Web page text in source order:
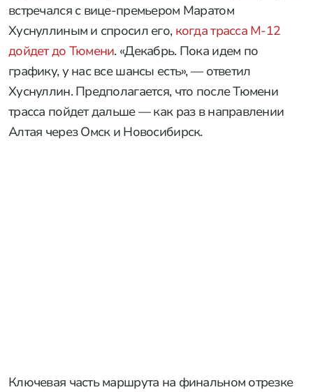
встречался с вице-премьером Маратом
Хуснуллиным и спросил его, когда трасса М-12
дойдет до Тюмени. «Декабрь. Пока идем по
графику, у нас все шансы есть», — ответил
Хуснуллин. Предполагается, что после Тюмени
трасса пойдет дальше — как раз в направлении
Алтая через Омск и Новосибирск.
Ключевая часть маршрута на финальном отрезке